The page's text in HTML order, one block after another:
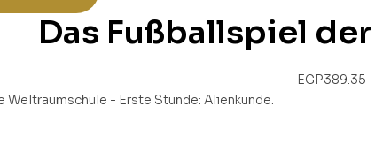
Das Fußballspiel
EGP389.35